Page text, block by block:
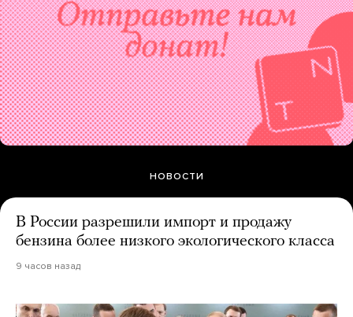
НОВОСТИ
В России разрешили импорт и продажу
бензина более низкого экологического класса
9 часов назад